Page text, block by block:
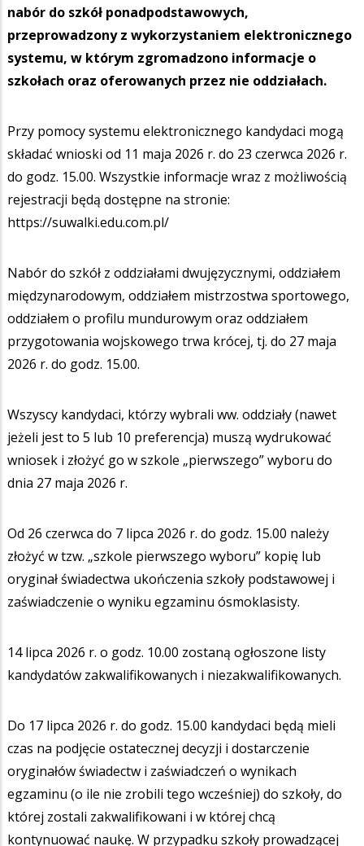
nabór do szkół ponadpodstawowych,
przeprowadzony z wykorzystaniem elektronicznego
systemu, w którym zgromadzono informacje o
szkołach oraz oferowanych przez nie oddziałach.
Przy pomocy systemu elektronicznego kandydaci mogą
składać wnioski od 11 maja 2026 r. do 23 czerwca 2026 r.
do godz. 15.00. Wszystkie informacje wraz z możliwością
rejestracji będą dostępne na stronie:
https://suwalki.edu.com.pl/
Nabór do szkół z oddziałami dwujęzycznymi, oddziałem
międzynarodowym, oddziałem mistrzostwa sportowego,
oddziałem o profilu mundurowym oraz oddziałem
przygotowania wojskowego trwa krócej, tj. do 27 maja
2026 r. do godz. 15.00.
Wszyscy kandydaci, którzy wybrali ww. oddziały (nawet
jeżeli jest to 5 lub 10 preferencja) muszą wydrukować
wniosek i złożyć go w szkole „pierwszego” wyboru do
dnia 27 maja 2026 r.
Od 26 czerwca do 7 lipca 2026 r. do godz. 15.00 należy
złożyć w tzw. „szkole pierwszego wyboru” kopię lub
oryginał świadectwa ukończenia szkoły podstawowej i
zaświadczenie o wyniku egzaminu ósmoklasisty.
14 lipca 2026 r. o godz. 10.00 zostaną ogłoszone listy
kandydatów zakwalifikowanych i niezakwalifikowanych.
Do 17 lipca 2026 r. do godz. 15.00 kandydaci będą mieli
czas na podjęcie ostatecznej decyzji i dostarczenie
oryginałów świadectw i zaświadczeń o wynikach
egzaminu (o ile nie zrobili tego wcześniej) do szkoły, do
której zostali zakwalifikowani i w której chcą
kontynuować naukę. W przypadku szkoły prowadzącej